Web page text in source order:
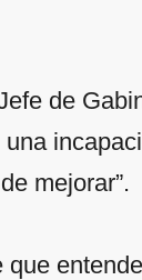
de
mejorar”.